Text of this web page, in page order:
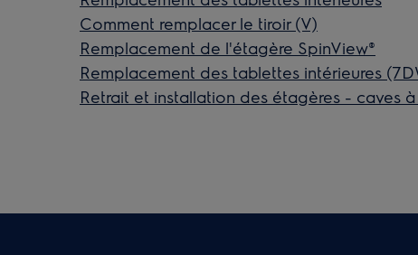
Comment remplacer le tiroir (V)
Remplacement de l'étagère SpinView®
Remplacement des tablettes intérieures
Retrait et installation des étagères - caves à